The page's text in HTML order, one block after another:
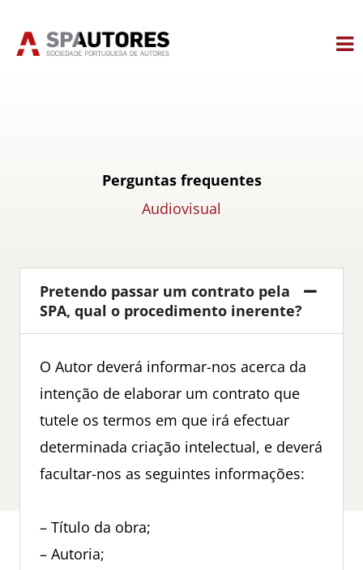
Perguntas frequentes
Audiovisual
Pretendo passar um contrato pela
SPA, qual o procedimento inerente?
O Autor deverá informar-nos acerca da
intenção de elaborar um contrato que
tutele os termos em que irá efectuar
determinada criação intelectual, e deverá
facultar-nos as seguintes informações:
– Título da obra;
– Autoria;